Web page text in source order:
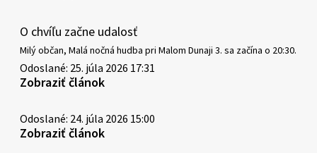
O chvíľu začne udalosť
Milý občan, Malá nočná hudba pri Malom Dunaji 3. sa začína o 20:30.
Odoslané: 25. júla 2026 17:31
Zobraziť článok
Odoslané: 24. júla 2026 15:00
Zobraziť článok